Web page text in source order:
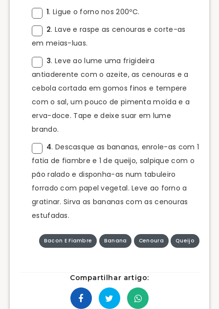
1. Ligue o forno nos 200ºC.
2. Lave e raspe as cenouras e corte-as
em meias-luas.
3. Leve ao lume uma frigideira
antiaderente com o azeite, as cenouras e a
cebola cortada em gomos finos e tempere
com o sal, um pouco de pimenta moída e a
erva-doce. Tape e deixe suar em lume
brando.
4. Descasque as bananas, enrole-as com 1
fatia de fiambre e 1 de queijo, salpique com o
pão ralado e disponha-as num tabuleiro
forrado com papel vegetal. Leve ao forno a
gratinar. Sirva as bananas com as cenouras
estufadas.
Bacon E Fiambre Banana Cenoura Queijo
Compartilhar artigo: